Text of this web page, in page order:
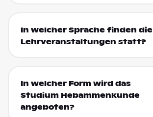
In welcher Sprache finden die
Lehrveranstaltungen statt?
In welcher Form wird das
Studium Hebammenkunde
angeboten?